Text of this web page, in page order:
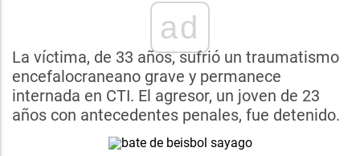
ad
La víctima, de 33 años, sufrió un traumatismo
encefalocraneano grave y permanece
internada en CTI. El agresor, un joven de 23
años con antecedentes penales, fue detenido.